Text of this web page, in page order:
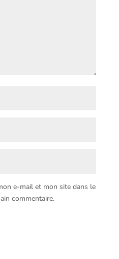
e-mail et mon site dans le
commentaire.